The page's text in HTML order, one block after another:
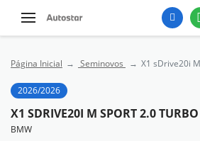
Página Inicial Seminovos X1 sDrive20i
2026/2026
X1 SDRIVE20I M SPORT 2.0
BMW